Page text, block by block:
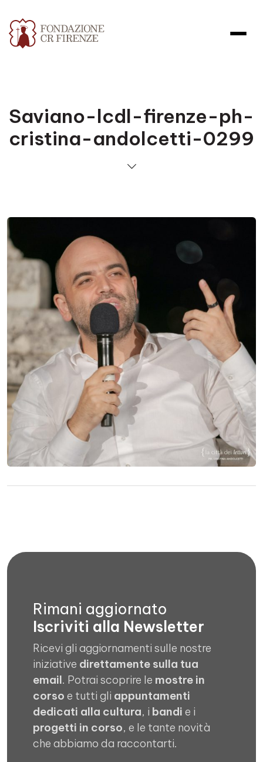
Saviano-lcdl-firenze-ph-
cristina-andolcetti-0299
Rimani aggiornato
Iscriviti alla Newsletter
Ricevi gli aggiornamenti sulle nostre
iniziative direttamente sulla tua
email. Potrai scoprire le mostre in
corso e tutti gli appuntamenti
dedicati alla cultura, i bandi e i
progetti in corso, e le tante novità
che abbiamo da raccontarti.